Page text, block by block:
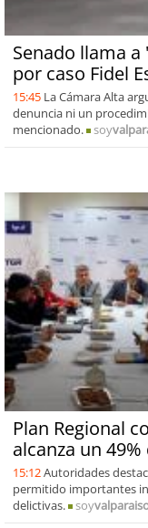
Senado llama
por caso Fidel
15:45 La Cámara Alta
denuncia ni un
mencionado.
soy
Plan Regional
alcanza un
15:12Autoridades
permitido importantes
delictivas.
soy